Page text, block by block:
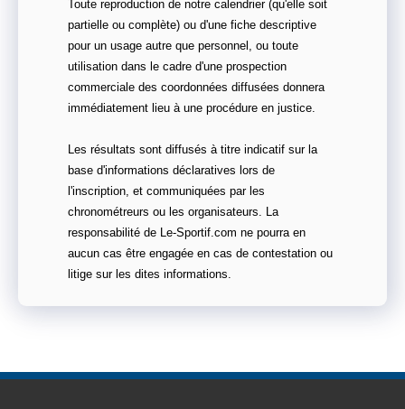
Toute reproduction de notre calendrier (qu'elle soit
partielle ou complète) ou d'une fiche descriptive
pour un usage autre que personnel, ou toute
utilisation dans le cadre d'une prospection
commerciale des coordonnées diffusées donnera
immédiatement lieu à une procédure en justice.
Les résultats sont diffusés à titre indicatif sur la
base d'informations déclaratives lors de
l'inscription, et communiquées par les
chronométreurs ou les organisateurs. La
responsabilité de Le-Sportif.com ne pourra en
aucun cas être engagée en cas de contestation ou
litige sur les dites informations.